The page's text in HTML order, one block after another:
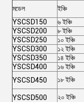
মডেল
ইঞ্চি
YSCSD150
৬ ইঞ্চি
YSCSD200
৮ ইঞ্চি
YSCSD250
১০ ইঞ্চি
YSCSD300
১২ ইঞ্চি
YSCSD350
১৪ ইঞ্চি
YSCSD400
১৬ ইঞ্চি
YSCSD450
১৮ ইঞ্চি
YSCSD500
২০ ইঞ্চি